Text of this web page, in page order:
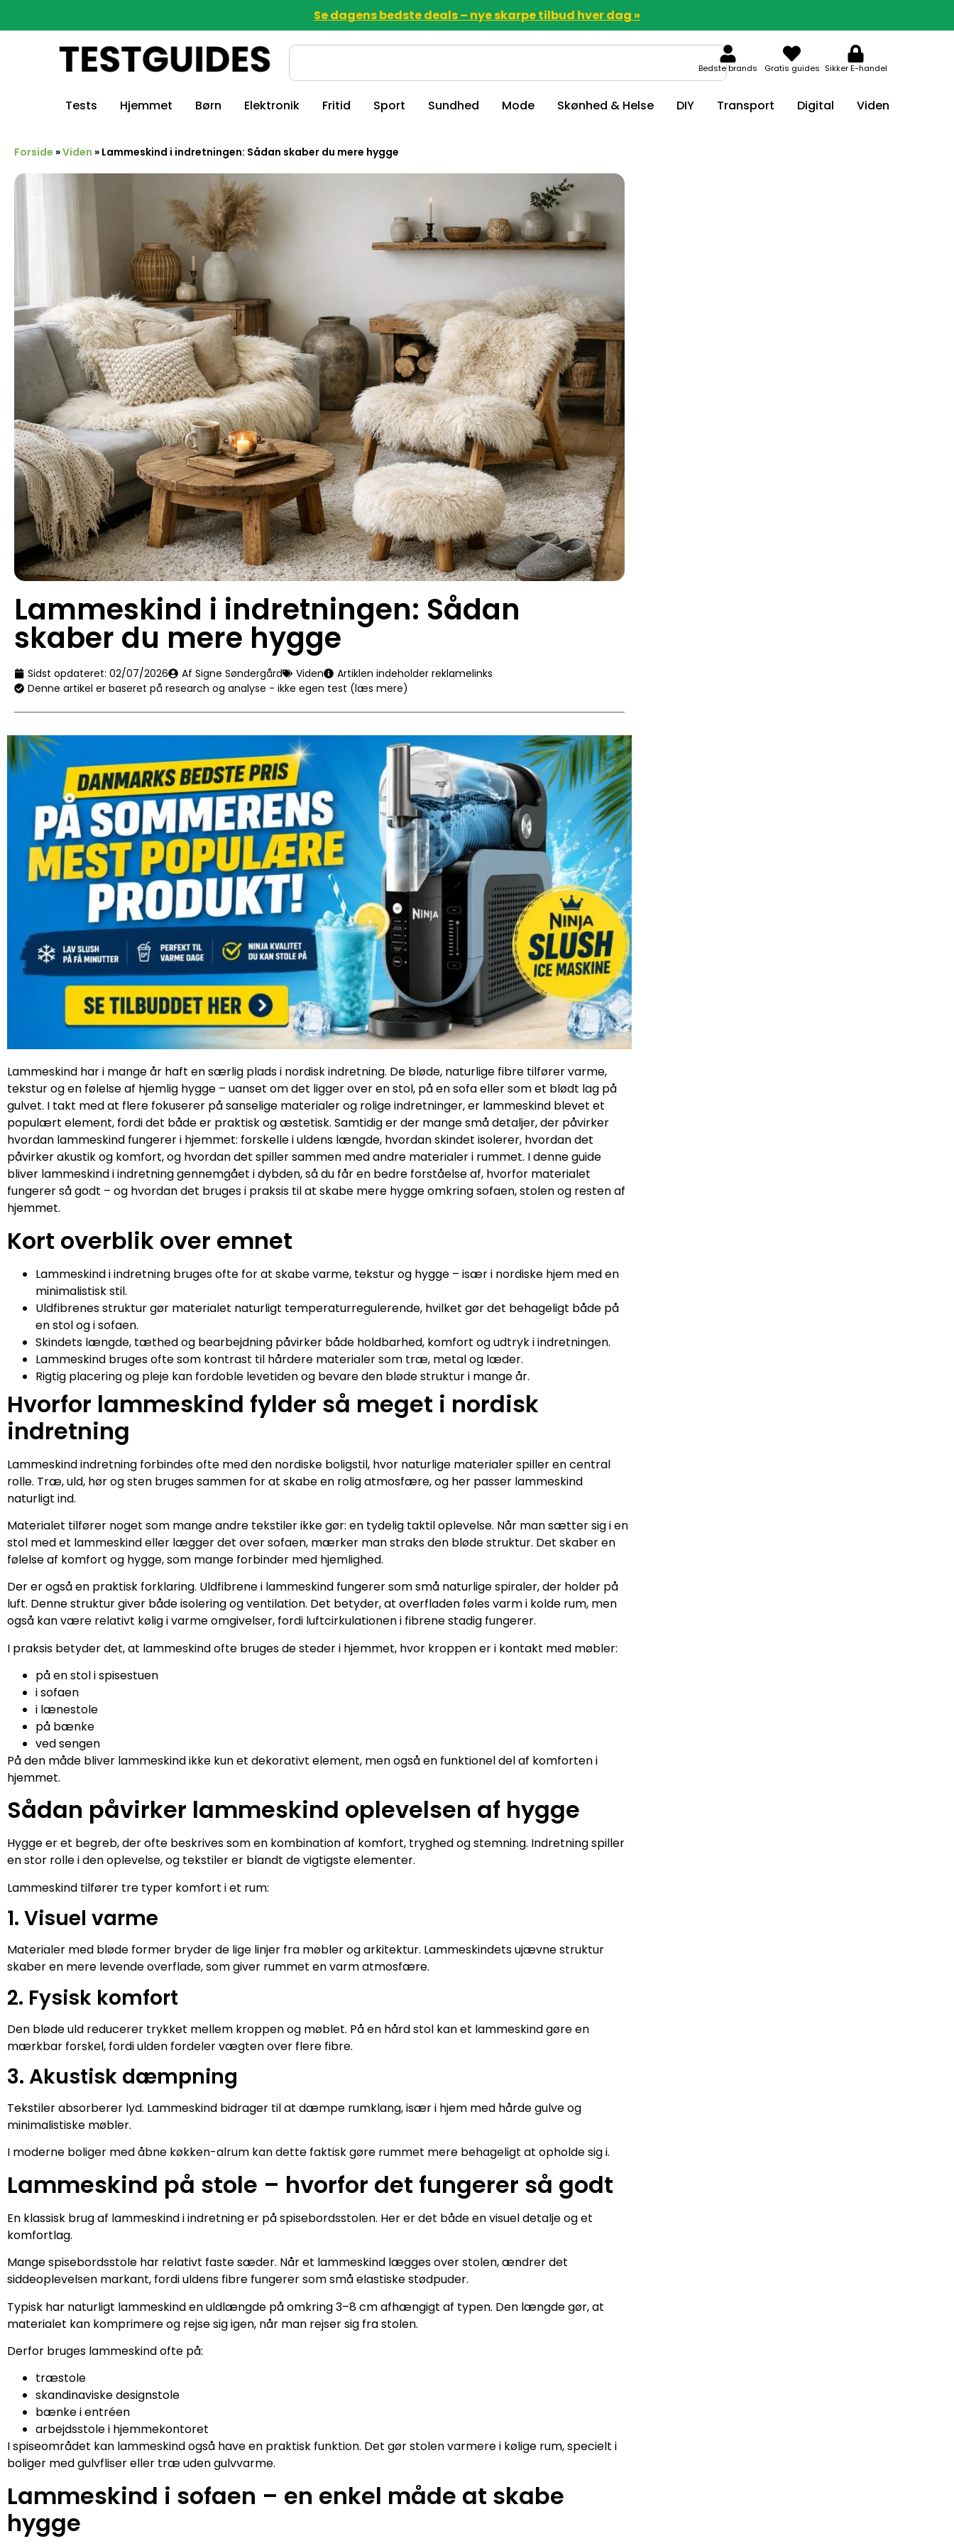
Se dagens bedste deals – nye skarpe tilbud hver dag »
Bedste brands Gratis guides Sikker E-handel
Tests Hjemmet Børn Elektronik Fritid Sport Sundhed Mode Skønhed & Helse DIY Transport Digital Viden
Forside »Viden » Lammeskind i indretningen: Sådan skaber du mere hygge
Lammeskind i indretningen: Sådan
skaber du mere hygge
Sidst opdateret: 02/07/2026 Af Signe Søndergård Viden
Artiklen indeholder reklamelinks
Denne artikel er baseret på research og analyse - ikke egen test (læs mere)
Lammeskind har i mange år haft en særlig plads i nordisk indretning. De bløde, naturlige fibre tilfører varme,
tekstur og en følelse af hjemlig hygge – uanset om det ligger over en stol, på en sofa eller som et blødt lag på
gulvet. I takt med at flere fokuserer på sanselige materialer og rolige indretninger, er lammeskind blevet et
populært element, fordi det både er praktisk og æstetisk. Samtidig er der mange små detaljer, der påvirker
hvordan lammeskind fungerer i hjemmet: forskelle i uldens længde, hvordan skindet isolerer, hvordan det
påvirker akustik og komfort, og hvordan det spiller sammen med andre materialer i rummet. I denne guide
bliver lammeskind i indretning gennemgået i dybden, så du får en bedre forståelse af, hvorfor materialet
fungerer så godt – og hvordan det bruges i praksis til at skabe mere hygge omkring sofaen, stolen og resten af
hjemmet.
Kort overblik over emnet
Lammeskind i indretning bruges ofte for at skabe varme, tekstur og hygge – især i nordiske hjem med en
minimalistisk stil.
Uldfibrenes struktur gør materialet naturligt temperaturregulerende, hvilket gør det behageligt både på
en stol og i sofaen.
Skindets længde, tæthed og bearbejdning påvirker både holdbarhed, komfort og udtryk i indretningen.
Lammeskind bruges ofte som kontrast til hårdere materialer som træ, metal og læder.
Rigtig placering og pleje kan fordoble levetiden og bevare den bløde struktur i mange år.
Hvorfor lammeskind fylder så meget i nordisk
indretning
Lammeskind indretning forbindes ofte med den nordiske boligstil, hvor naturlige materialer spiller en central
rolle. Træ, uld, hør og sten bruges sammen for at skabe en rolig atmosfære, og her passer lammeskind
naturligt ind.
Materialet tilfører noget som mange andre tekstiler ikke gør: en tydelig taktil oplevelse. Når man sætter sig i en
stol med et lammeskind eller lægger det over sofaen, mærker man straks den bløde struktur. Det skaber en
følelse af komfort og hygge, som mange forbinder med hjemlighed.
Der er også en praktisk forklaring. Uldfibrene i lammeskind fungerer som små naturlige spiraler, der holder på
luft. Denne struktur giver både isolering og ventilation. Det betyder, at overfladen føles varm i kolde rum, men
også kan være relativt kølig i varme omgivelser, fordi luftcirkulationen i fibrene stadig fungerer.
I praksis betyder det, at lammeskind ofte bruges de steder i hjemmet, hvor kroppen er i kontakt med møbler:
på en stol i spisestuen
i sofaen
i lænestole
på bænke
ved sengen
På den måde bliver lammeskind ikke kun et dekorativt element, men også en funktionel del af komforten i
hjemmet.
Sådan påvirker lammeskind oplevelsen af hygge
Hygge er et begreb, der ofte beskrives som en kombination af komfort, tryghed og stemning. Indretning spiller
en stor rolle i den oplevelse, og tekstiler er blandt de vigtigste elementer.
Lammeskind tilfører tre typer komfort i et rum:
1. Visuel varme
Materialer med bløde former bryder de lige linjer fra møbler og arkitektur. Lammeskindets ujævne struktur
skaber en mere levende overflade, som giver rummet en varm atmosfære.
2. Fysisk komfort
Den bløde uld reducerer trykket mellem kroppen og møblet. På en hård stol kan et lammeskind gøre en
mærkbar forskel, fordi ulden fordeler vægten over flere fibre.
3. Akustisk dæmpning
Tekstiler absorberer lyd. Lammeskind bidrager til at dæmpe rumklang, især i hjem med hårde gulve og
minimalistiske møbler.
I moderne boliger med åbne køkken-alrum kan dette faktisk gøre rummet mere behageligt at opholde sig i.
Lammeskind på stole – hvorfor det fungerer så godt
En klassisk brug af lammeskind i indretning er på spisebordsstolen. Her er det både en visuel detalje og et
komfortlag.
Mange spisebordsstole har relativt faste sæder. Når et lammeskind lægges over stolen, ændrer det
siddeoplevelsen markant, fordi uldens fibre fungerer som små elastiske stødpuder.
Typisk har naturligt lammeskind en uldlængde på omkring 3–8 cm afhængigt af typen. Den længde gør, at
materialet kan komprimere og rejse sig igen, når man rejser sig fra stolen.
Derfor bruges lammeskind ofte på:
træstole
skandinaviske designstole
bænke i entréen
arbejdsstole i hjemmekontoret
I spiseområdet kan lammeskind også have en praktisk funktion. Det gør stolen varmere i kølige rum, specielt i
boliger med gulvfliser eller træ uden gulvvarme.
Lammeskind i sofaen – en enkel måde at skabe
hygge